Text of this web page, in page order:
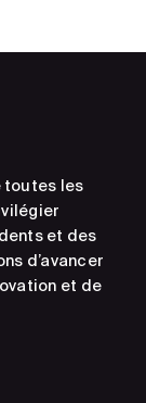
toutes les
et des
d’avancer
et de